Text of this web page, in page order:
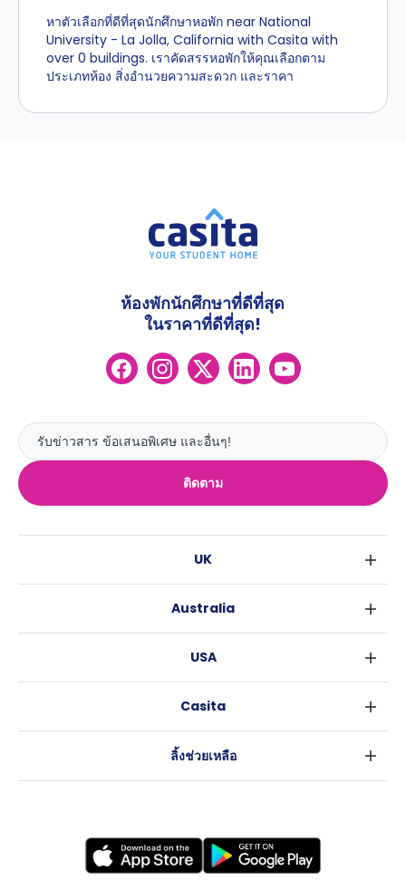
หาตัวเลือกที่ดีที่สุดนักศึกษาหอพัก near National
University - La Jolla, California with Casita with
over 0 buildings. เราคัดสรรหอพักให้คุณเลือกตาม
ประเภทห้อง สิ่งอำนวยความสะดวก และราคา
ติดตาม
ห้องพักนักศึกษาที่ดีที่สุด
ในราคาที่ดีที่สุด!
UK
เอดินเบอระ
ลีดส์
โคเวนทรี
เลสเตอร์
Australia
บริสเบน
อะเดลายด์
USA
แอตแลนตา
Casita
ลิ้งช่วยเหลือ